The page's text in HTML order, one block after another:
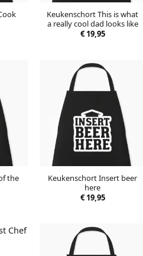
Keukenschort This is what
a really cool dad looks like
€19,95
the
Keukenschort Insert beer
here
€19,95